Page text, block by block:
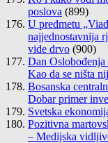
poslova (899)
U predmetu
najjednostavnija
vide drvo (900)
Dan
Kao da se ništa
Bosanska
Dobar primer
Svetska
Pozitivna
– Medijska